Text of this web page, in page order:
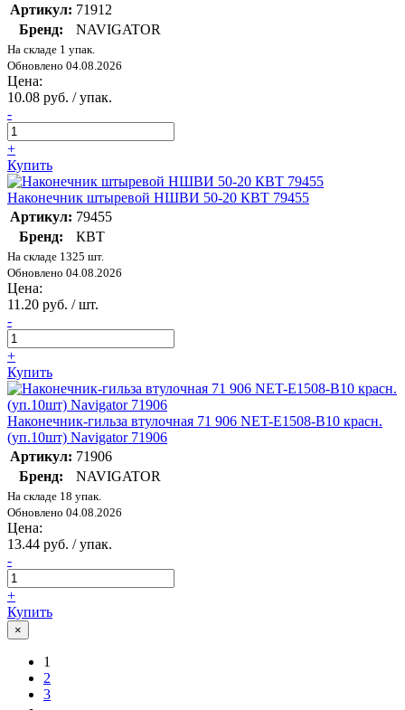
Артикул: 71912
Бренд:
NAVIGATOR
На складе 1 упак.
Обновлено 04.08.2026
Цена:
10.08 руб. / упак.
-
+
Купить
Наконечник штыревой НШВИ 50-20 КВТ 79455
Артикул: 79455
Бренд:
КВТ
На складе 1325 шт.
Обновлено 04.08.2026
Цена:
11.20 руб. / шт.
-
+
Купить
Наконечник-гильза втулочная 71 906 NET-E1508-B10 красн.
(уп.10шт) Navigator 71906
Артикул: 71906
Бренд:
NAVIGATOR
На складе 18 упак.
Обновлено 04.08.2026
Цена:
13.44 руб. / упак.
-
+
Купить
×
1
2
3